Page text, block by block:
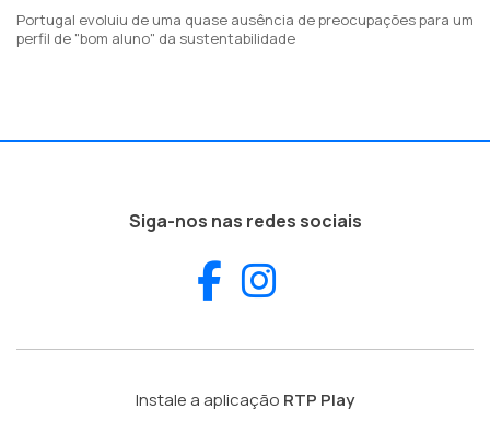
Portugal evoluiu de uma quase ausência de preocupações para um
perfil de "bom aluno" da sustentabilidade
Siga-nos nas redes sociais
Facebook
Instale a aplicação RTP Play